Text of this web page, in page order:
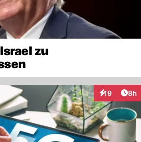
zu
19
Interaktionen
8h